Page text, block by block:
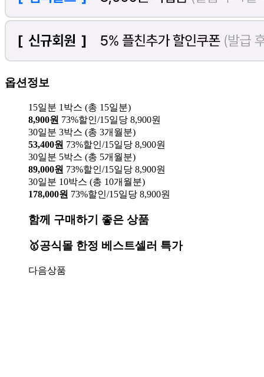
옵션정보
15일분 1박스 (총 15일분)
8,900원 73%할인/15일당 8,900원
30일분 3박스 (총 3개월분)
53,400원 73%할인/15일당 8,900원
30일분 5박스 (총 5개월분)
89,000원 73%할인/15일당 8,900원
30일분 10박스 (총 10개월분)
178,000원 73%할인/15일당 8,900원
함께 구매하기 좋은 상품
🥇공식몰 한정 베스트셀러 특가
다음상품